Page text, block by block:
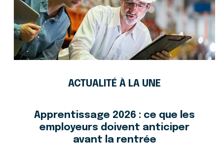
ACTUALITÉ À LA UNE
Apprentissage 2026 : ce que les
employeurs doivent anticiper
avant la rentrée